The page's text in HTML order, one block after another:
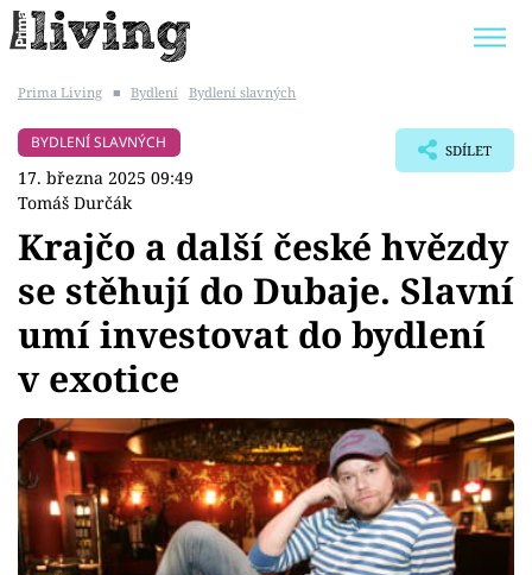
BYDLENÍ SLAVNÝCH
Témata
Zahrada
Design
Sledujte prima+
Prima Living ■ Bydlení Bydlení slavných
BYDLENÍ SLAVNÝCH
17. března 2025 09:49
Tomáš Durčák
SDÍLET
Krajčo a další české hvězdy
se stěhují do Dubaje. Slavní
umí investovat do bydlení
v exotice